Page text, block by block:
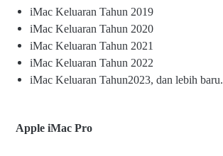
iMac Keluaran Tahun 2019
iMac Keluaran Tahun 2020
iMac Keluaran Tahun 2021
iMac Keluaran Tahun 2022
iMac Keluaran Tahun2023, dan lebih baru.
Apple iMac Pro